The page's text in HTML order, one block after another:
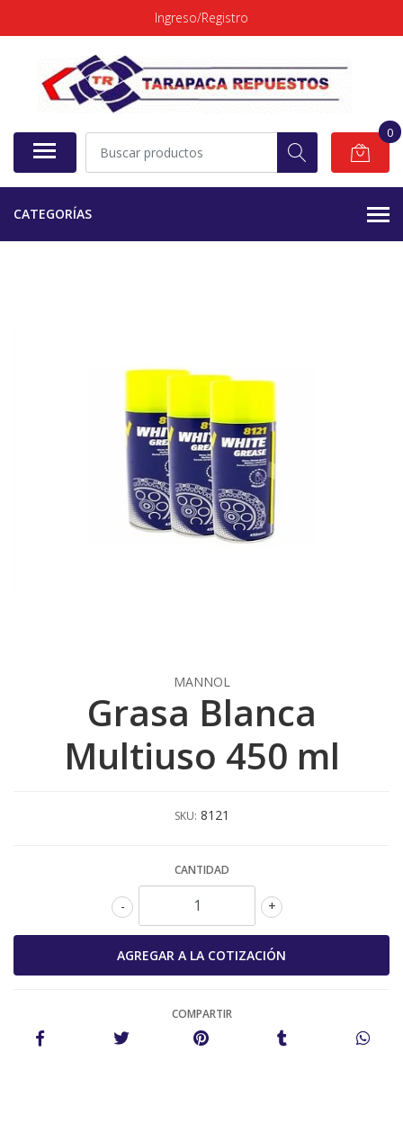
Ingreso/Registro
0
CATEGORÍAS
MANNOL
Grasa Blanca
Multiuso 450 ml
SKU: 8121
CANTIDAD
+
-
COMPARTIR